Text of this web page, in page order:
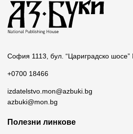
София 1113, бул. “Цариградско
+0700 18466
izdatelstvo.mon@azbuki.bg
azbuki@mon.bg
Полезни линкове